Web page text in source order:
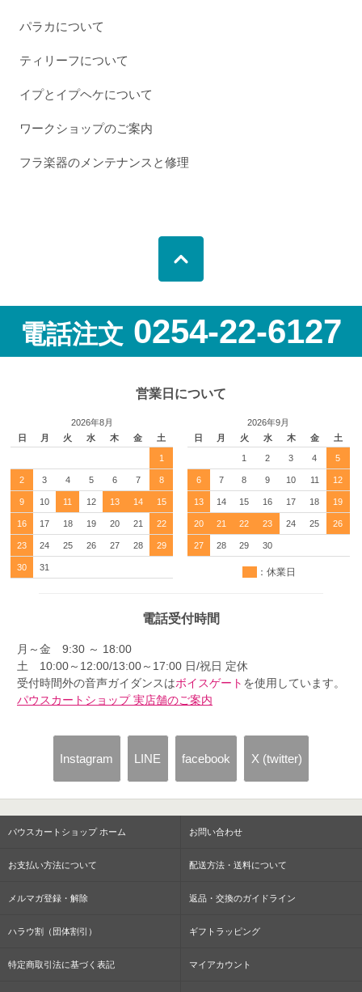
パラカについて
ティリーフについて
イプとイプヘケについて
ワークショップのご案内
フラ楽器のメンテナンスと修理
電話注文 0254-22-6127
営業日について
2026年8月
日
月 火 水 木 金 土
1
2 3 4 5 6 7 8
9 10 11 12 13 14 15
16 17 18 19 20 21 22
23 24 25 26 27 28 29
30 31
2026年9月
日
月 火 水 木 金 土
1 2 3 4 5
6 7 8 9 10 11 12
13 14 15 16 17 18 19
20 21 22 23 24 25 26
27 28 29 30
：休業日
電話受付時間
月～金 9:30 ～ 18:00
土 10:00～12:00/13:00～17:00 日/祝日 定休
受付時間外の音声ガイダンスはボイスゲート を使用しています。
パウスカートショップ 実店舗のご案内
Instagram LINE facebook X (twitter)
パウスカートショップ ホーム お問い合わせ
お支払い方法について 配送方法・送料について
メルマガ登録・解除 返品・交換のガイドライン
ハラウ割（団体割引） ギフトラッピング
特定商取引法に基づく表記 マイアカウント